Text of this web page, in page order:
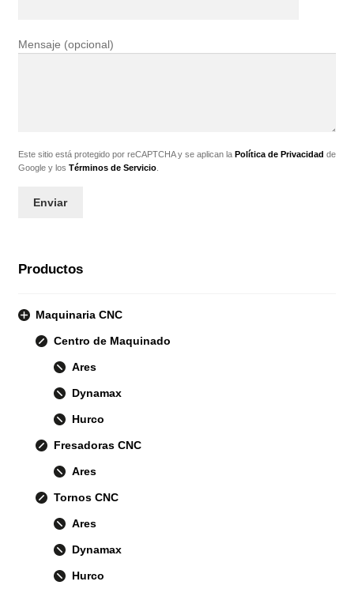
Mensaje (opcional)
Este sitio está protegido por reCAPTCHA y se aplican la Política de Privacidad de
Google y los Términos de Servicio.
Productos
Maquinaria CNC
Centro de Maquinado
Ares
Dynamax
Hurco
Fresadoras CNC
Ares
Tornos CNC
Ares
Dynamax
Hurco